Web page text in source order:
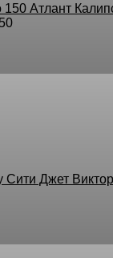
Атлант
Сити Джет